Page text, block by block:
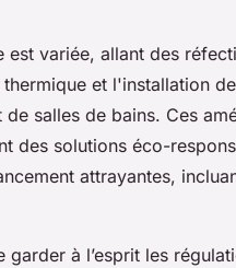
variée, allant des
et l'installation
salles de bains. Ces
des solutions éco-
attrayantes,
à l’esprit les